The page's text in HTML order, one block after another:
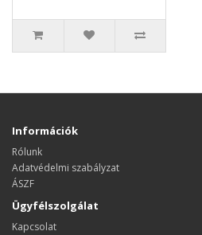
Információk
Rólunk
Adatvédelmi szabályzat
ÁSZF
Ügyfélszolgálat
Kapcsolat